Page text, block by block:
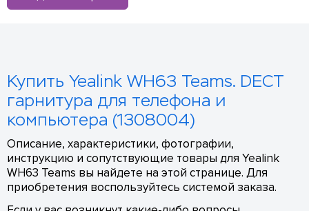
Купить Yealink WH63 Teams. DECT
гарнитура для телефона и
компьютера (1308004)
Описание, характеристики, фотографии,
инструкцию и сопутствующие товары для Yealink
WH63 Teams вы найдете на этой странице. Для
приобретения воспользуйтесь системой заказа.